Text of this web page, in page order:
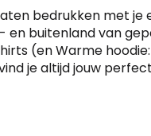
optie
kan
gekozen
worden
bedrukken met
en buitenland van
(en Warme
je altijd jouw